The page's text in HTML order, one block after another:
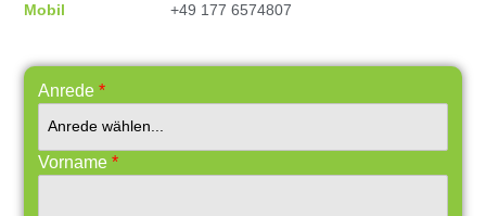
Mobil
+49 177 6574807
Anrede *
Vorname *